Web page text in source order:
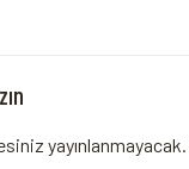
yayınlanmayacak.